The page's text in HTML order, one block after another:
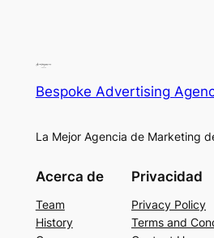
Bespoke Advertising
La Mejor Agencia de Marketing
Acerca de
Team
History
Privacidad
Privacy Policy
Terms and